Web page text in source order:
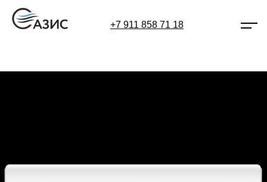
+7 911 858 71 18